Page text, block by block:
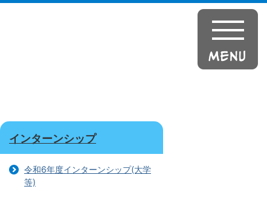
インターンシップ
令和6年度インターンシップ(大学
等)